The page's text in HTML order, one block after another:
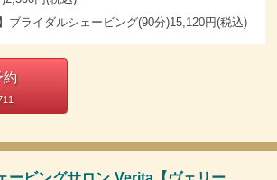
ブライダルシェービング(90分)15,120円(税込)
約